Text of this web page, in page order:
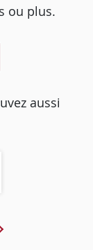
ou plus.
aussi